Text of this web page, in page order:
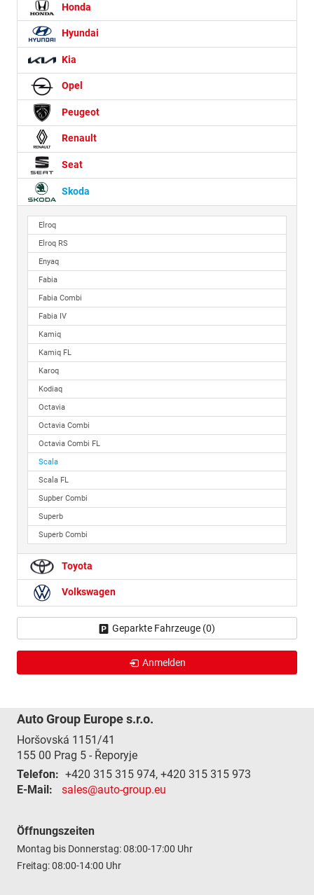
Honda
Hyundai
Kia
Opel
Peugeot
Renault
Seat
Skoda
Elroq
Elroq RS
Enyaq
Fabia
Fabia Combi
Fabia IV
Kamiq
Kamiq FL
Karoq
Kodiaq
Octavia
Octavia Combi
Octavia Combi FL
Scala
Scala FL
Supber Combi
Superb
Superb Combi
Toyota
Volkswagen
Geparkte Fahrzeuge (0)
Anmelden
Auto Group Europe s.r.o.
Horšovská 1151/41
155 00 Prag 5 - Řeporyje
Telefon: +420 315 315 974, +420 315 315 973
E-Mail:
sales@auto-group.eu
Öffnungszeiten
Montag bis Donnerstag: 08:00-17:00 Uhr
Freitag: 08:00-14:00 Uhr